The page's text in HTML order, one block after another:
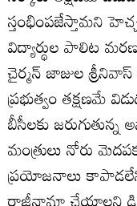
స్తంభింపజేస్తామని
విద్యార్థుల పాలిట
చైర్మన్‌ జాజుల
ప్రభుత్వం తక్షణమే
బీసీలకు
మంత్రులు నోరు
ప్రయోజనాలు కాపాడలేని